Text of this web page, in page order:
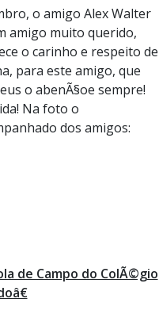
o amigo Alex Walter
amigo muito querido,
o carinho e respeito de
para este amigo, que
o abenÃ§oe sempre!
Na foto o
dos amigos:
de Campo do ColÃ©gio